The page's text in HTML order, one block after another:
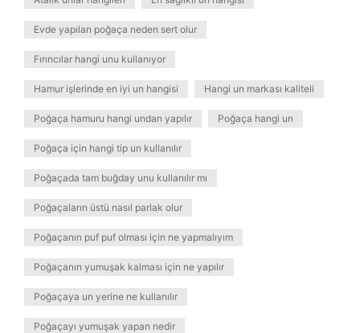
Evde yapılan poğaça neden sert olur
Fırıncılar hangi unu kullanıyor
Hamur işlerinde en iyi un hangisi Hangi un markası kaliteli
Poğaça hamuru hangi undan yapılır Poğaça hangi un
Poğaça için hangi tip un kullanılır
Poğaçada tam buğday unu kullanılır mı
Poğaçaların üstü nasıl parlak olur
Poğaçanın puf puf olması için ne yapmalıyım
Poğaçanın yumuşak kalması için ne yapılır
Poğaçaya un yerine ne kullanılır
Poğaçayı yumuşak yapan nedir